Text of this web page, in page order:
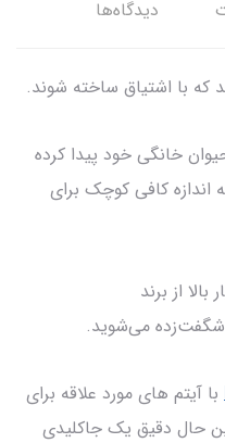
دیدگاه‌ها
با اشتیاق ساخته شوند.
خانگی خود پیدا کرده
اندازه کافی کوچک برای
از برند
شگفت‌زده می‌شوید.
با آیتم های مورد علاقه برای
حال دقیق یک جاکلیدی